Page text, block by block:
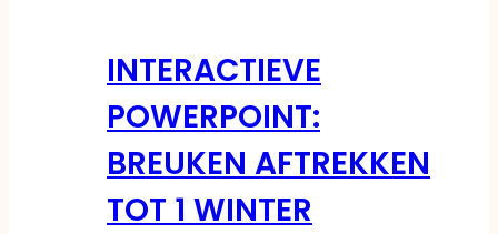
INTERACTIEVE
POWERPOINT:
BREUKEN AFTREKKEN
TOT 1 WINTER